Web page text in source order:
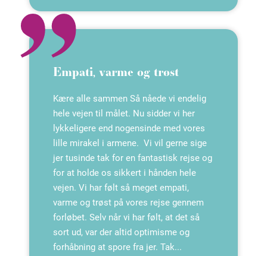
Empati, varme og trøst
Kære alle sammen Så nåede vi endelig
hele vejen til målet. Nu sidder vi her
lykkeligere end nogensinde med vores
lille mirakel i armene. Vi vil gerne sige
jer tusinde tak for en fantastisk rejse og
for at holde os sikkert i hånden hele
vejen. Vi har følt så meget empati,
varme og trøst på vores rejse gennem
forløbet. Selv når vi har følt, at det så
sort ud, var der altid optimisme og
forhåbning at spore fra jer. Tak...